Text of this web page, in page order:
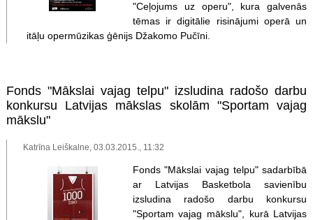
"Ceļojums uz operu", kura galvenās
tēmas ir digitālie risinājumi operā un
itāļu opermūzikas ģēnijs Džakomo Pučīni.
Fonds "Mākslai vajag telpu" izsludina radošo darbu
konkursu Latvijas mākslas skolām "Sportam vajag
mākslu"
Katrīna Leiškalne, 03.03.2015., 11:32
Fonds "Mākslai vajag telpu" sadarbībā
ar Latvijas Basketbola savienību
izsludina radošo darbu konkursu
"Sportam vajag mākslu", kurā Latvijas